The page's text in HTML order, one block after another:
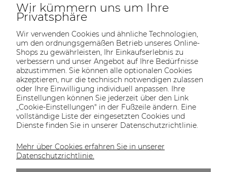
SOLTECH
SHOP
ANGEBOT INFORMATIONEN
KONTAKT
KONTAKT UNS
Wir kümmern uns um Ihre
Privatsphäre
Wir verwenden Cookies und ähnliche Technologien,
um den ordnungsgemäßen Betrieb unseres Online-
Shops zu gewährleisten, Ihr Einkaufserlebnis zu
verbessern und unser Angebot auf Ihre Bedürfnisse
abzustimmen. Sie können alle optionalen Cookies
akzeptieren, nur die technisch notwendigen zulassen
oder Ihre Einwilligung individuell anpassen. Ihre
Einstellungen können Sie jederzeit über den Link
„Cookie-Einstellungen" in der Fußzeile ändern. Eine
vollständige Liste der eingesetzten Cookies und
Dienste finden Sie in unserer Datenschutzrichtlinie.
Mehr über Cookies erfahren Sie in unserer
Datenschutzrichtlinie.